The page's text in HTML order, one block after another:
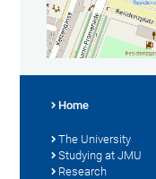
Home
The University
Studying at JMU
Research